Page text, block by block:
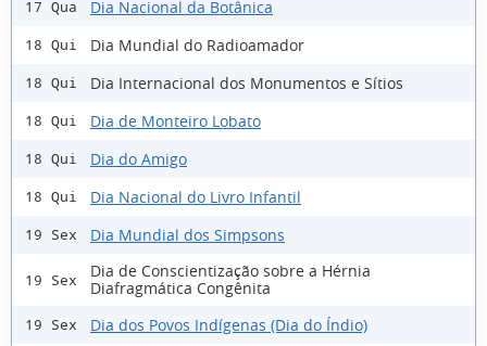
17 Qua Dia Nacional da Botânica
18 Qui Dia Mundial do Radioamador
18 Qui Dia Internacional dos Monumentos e Sítios
18 Qui Dia de Monteiro Lobato
18 Qui Dia do Amigo
18 Qui Dia Nacional do Livro Infantil
19 Sex Dia Mundial dos Simpsons
19 Sex
Dia de Conscientização sobre a Hérnia
Diafragmática Congênita
19 Sex Dia dos Povos Indígenas (Dia do Índio)